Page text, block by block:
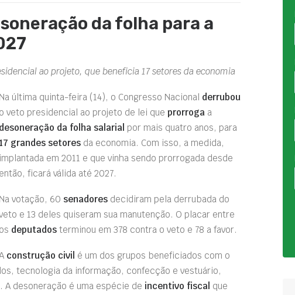
da folha para a
ao projeto, que beneficia 17 setores da economia
Na última quinta-feira (14), o Congresso Nacional derrubou
o veto presidencial ao projeto de lei que prorroga a
desoneração da folha salarial por mais quatro anos, para
grandes setores da economia. Com isso, a medida,
implantada em 2011 e que vinha sendo prorrogada desde
então, ficará válida até 2027.
Na votação, 60 senadores decidiram pela derrubada do
e 13 deles quiseram sua manutenção. O placar entre
os deputados terminou em 378 contra o veto e 78 a favor.
construção civil é um dos grupos beneficiados com o
tecnologia da informação, confecção e vestuário,
desoneração é uma espécie de incentivo fiscal que